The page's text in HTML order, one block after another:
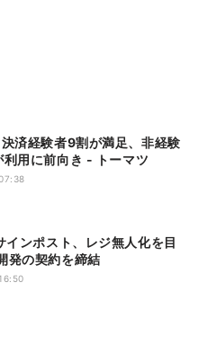
済経験者9割が満足、非経験
用に前向き - トーマツ
インポスト、レジ無人化を目
発の契約を締結